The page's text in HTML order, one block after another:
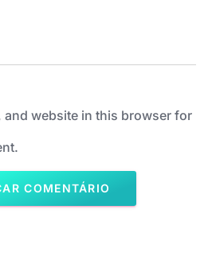
and website in this browser for